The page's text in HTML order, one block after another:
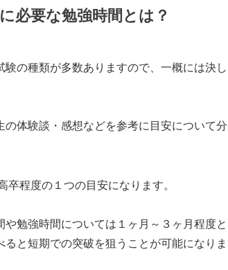
必要な勉強時間とは？
の種類が多数ありますので、一概には決し
体験談・感想などを参考に目安について分
卒程度の１つの目安になります。
勉強時間については１ヶ月～３ヶ月程度と
と短期での突破を狙うことが可能になりま